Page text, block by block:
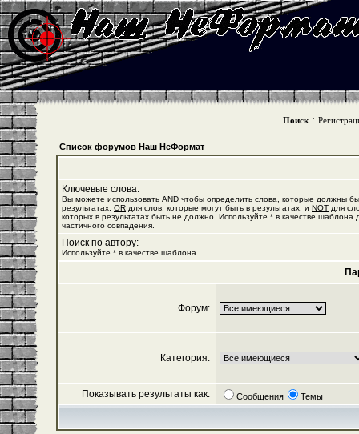
Поиск :
Список форумов Наш НеФормат
Ключевые слова:
Вы можете использовать AND чтобы определить слова, которые должны
результатах, OR для слов, которые могут быть в результатах, и NOT для
которых в результатах быть не должно. Используйте * в качестве шаблона
частичного совпадения.
Поиск по автору:
Используйте * в качестве шаблона
Форум:
Категория:
Показывать результаты как: Сообщения Темы